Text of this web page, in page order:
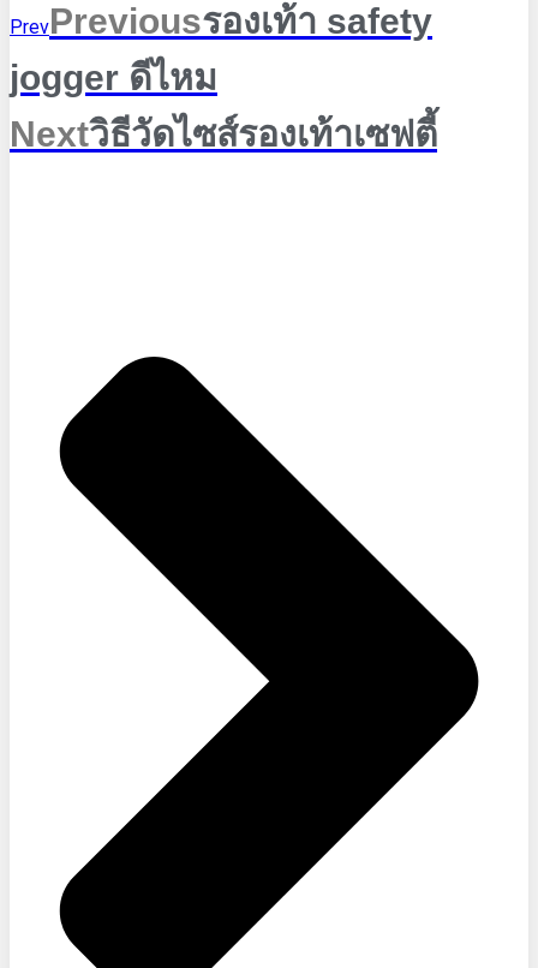
PrevPreviousรองเท้า safety
jogger ดีไหม
Nextวิธีวัดไซส์รองเท้าเซฟตี้